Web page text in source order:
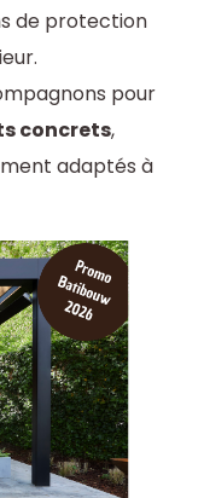
de protection
pour
concrets,
adaptés à